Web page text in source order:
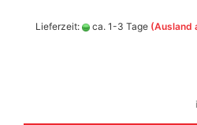
Lieferzeit: ca. 1-3 Tage (Ausland